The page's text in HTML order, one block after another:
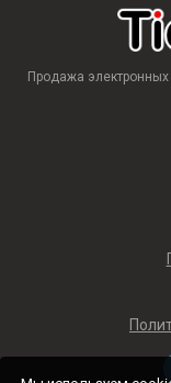
Продажа